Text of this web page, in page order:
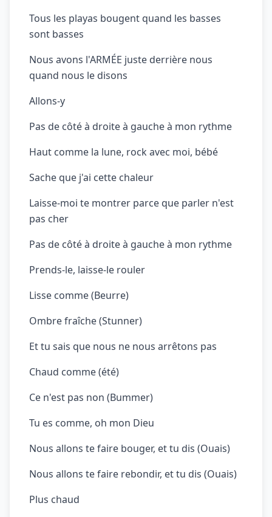
Tous les playas bougent quand les basses
sont basses
Nous avons l'ARMÉE juste derrière nous
quand nous le disons
Allons-y
Pas de côté à droite à gauche à mon rythme
Haut comme la lune, rock avec moi, bébé
Sache que j'ai cette chaleur
Laisse-moi te montrer parce que parler n'est
pas cher
Pas de côté à droite à gauche à mon rythme
Prends-le, laisse-le rouler
Lisse comme (Beurre)
Ombre fraîche (Stunner)
Et tu sais que nous ne nous arrêtons pas
Chaud comme (été)
Ce n'est pas non (Bummer)
Tu es comme, oh mon Dieu
Nous allons te faire bouger, et tu dis (Ouais)
Nous allons te faire rebondir, et tu dis (Ouais)
Plus chaud